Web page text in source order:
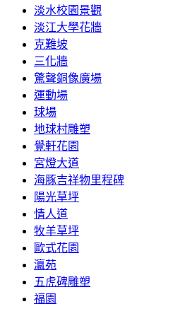
淡水校園景觀
淡江大學花牆
克難坡
三化牆
驚聲銅像廣場
運動場
球場
地球村雕塑
覺軒花園
宮燈大道
海豚吉祥物里程碑
陽光草坪
情人道
牧羊草坪
歐式花園
瀛苑
五虎碑雕塑
福園